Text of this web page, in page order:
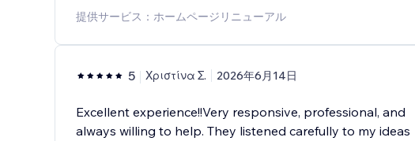
提供サービス：ホームページリニューアル
5 Χριστίνα Σ. 2026年6月14日
Excellent experience!!Very responsive, professional, and
always willing to help. They listened carefully to my ideas